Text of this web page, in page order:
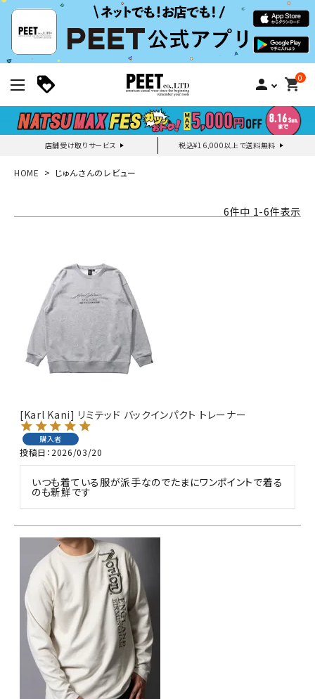
person 0
shopping_cart
店舗受け取りサービス 税込¥16,000以上で送料無料
新規会員登録｜ログイン
詳しい条件から探す
HOME じゅんさんのレビュー
6件中 1-6件表示
[Karl Kani] リミテッド バックインパクト トレーナー
購入者
投稿日 2026/03/20
いつも着ている服が派手なのでたまにワンポイントで着る
のも新鮮です